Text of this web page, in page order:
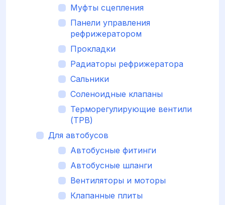
Муфты сцепления
Панели управления
рефрижератором
Прокладки
Радиаторы рефрижератора
Сальники
Соленоидные клапаны
Терморегулирующие вентили
(ТРВ)
Для автобусов
Автобусные фитинги
Автобусные шланги
Вентиляторы и моторы
Клапанные плиты